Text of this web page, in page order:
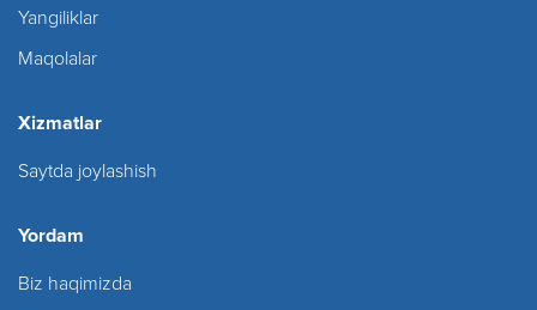
Yangiliklar
Maqolalar
Xizmatlar
Saytda joylashish
Yordam
Biz haqimizda